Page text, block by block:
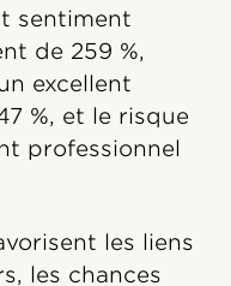
sentiment
de 259 %,
excellent
%, et le risque
professionnel
les liens
les chances